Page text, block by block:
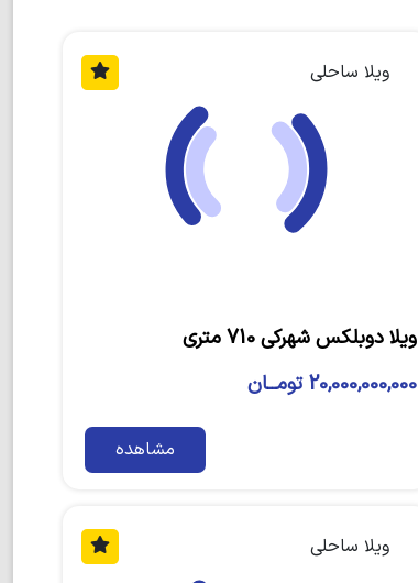
ویلا ساحلی
ویلا دوبلکس شهرکی 710 متری
20,000,000,000 تومــان
مشاهده
ویلا ساحلی